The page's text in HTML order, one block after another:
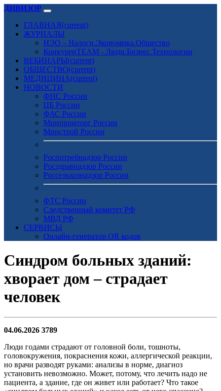
ДИВИЗОР
ГЛАВНАЯ(current)
ЖУРНАЛЫ
НЭО – Налоги.Экономика.Общество
КонкуренTEAM - Люди.Бизнес.Технологии
ВЕБИНАРЫ(current)
ОБЩЕСТВО(current)
МЕДИЦИНА(current)
НОВОСТИ
ФНС России
ЦБ России
ФАС России
Минпромторг России
Минстрой России
Роспотребнадзор России
Росздравнадзор России
Россельхознадзор России
ФТС России
Следственный комитет РФ
МВД РФ
СЕРВИСЫ
Онлайн-генератор QR кодов
Синдром больных зданий:
хворает дом – страдает
человек
04.06.2026 3789
Люди годами страдают от головной боли, тошноты,
головокружения, покраснения кожи, аллергической реакции,
но врачи разводят руками: анализы в норме, диагноз
установить невозможно. Может, потому, что лечить надо не
пациента, а здание, где он живет или работает? Что такое